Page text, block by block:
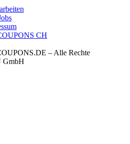
.DE – Alle Rechte
GmbH